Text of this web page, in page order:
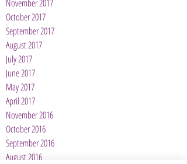
November 2017
October 2017
September 2017
August 2017
July 2017
June 2017
May 2017
April 2017
November 2016
October 2016
September 2016
August 2016